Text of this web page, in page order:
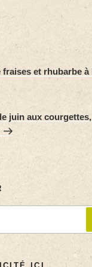
et rhubarbe à
juin aux